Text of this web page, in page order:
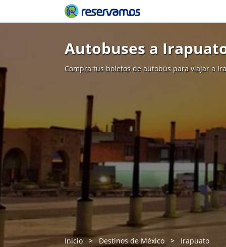
Autobuses a
Compra tus boletos de autobús para viajar a
Inicio Destinos de México Irapuato